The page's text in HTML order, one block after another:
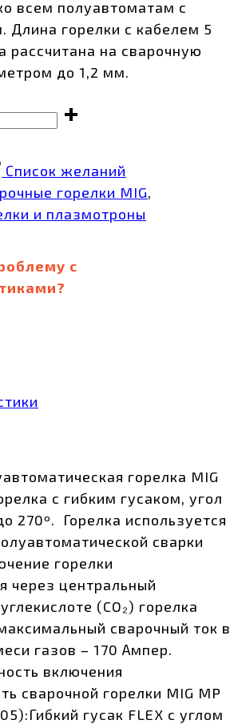
всем полуавтоматам с
Длина горелки с кабелем 5
рассчитана на сварочную
до 1,2 мм.
Список желаний
горелки MIG,
и плазмотроны
с
горелка MIG
с гибким гусаком, угол
270º. Горелка используется
сварки
горелки
через центральный
(CO₂) горелка
сварочный ток в
газов – 170 Ампер.
включения
сварочной горелки MIG MP
гусак FLEX с углом